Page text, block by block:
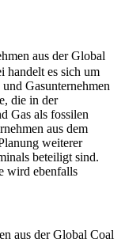
aus der Global
es sich um
Gasunternehmen
die in der
Gas als fossilen
aus dem
weiterer
beteiligt sind.
wird ebenfalls
aus der Global Coal